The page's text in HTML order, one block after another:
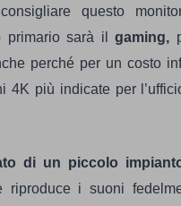
questo
primario sarà il gaming,
perché per un costo
4K più indicate per
di un piccolo
riproduce i suoni